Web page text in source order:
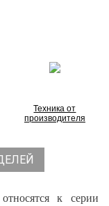
Техника от
производителя
к серии